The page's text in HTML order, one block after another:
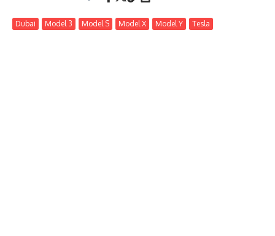
Dubai Model 3 Model S Model X Model Y Tesla